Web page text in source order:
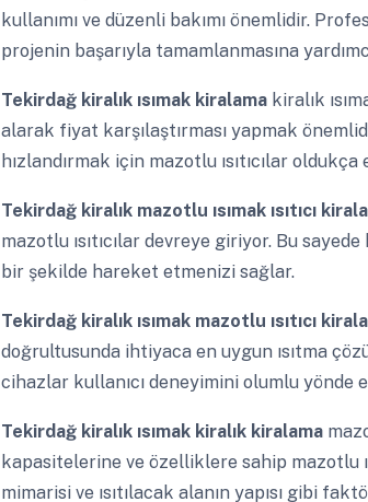
kullanımı ve düzenli bakımı önemlidir.
projenin başarıyla tamamlanmasına
Tekirdağ kiralık ısımak kiralama kiralık
alarak fiyat karşılaştırması yapmak
hızlandırmak için mazotlu ısıtıcılar
Tekirdağ kiralık mazotlu ısımak ısıtıcı
mazotlu ısıtıcılar devreye giriyor. Bu
bir şekilde hareket etmenizi sağlar.
Tekirdağ kiralık ısımak mazotlu ısıtıcı
doğrultusunda ihtiyaca en uygun ısıtma
cihazlar kullanıcı deneyimini olumlu yönde
Tekirdağ kiralık ısımak kiralık kiralama
kapasitelerine ve özelliklere sahip mazotlu
mimarisi ve ısıtılacak alanın yapısı gibi